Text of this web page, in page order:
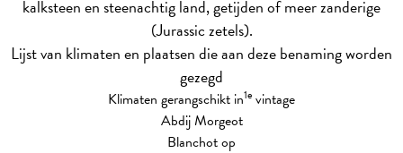
kalksteen en steenachtig land, getijden of meer zanderige
(Jurassic zetels).
Lijst van klimaten en plaatsen die aan deze benaming worden
gezegd
Klimaten gerangschikt in1e vintage
Abdij Morgeot
Blanchot op